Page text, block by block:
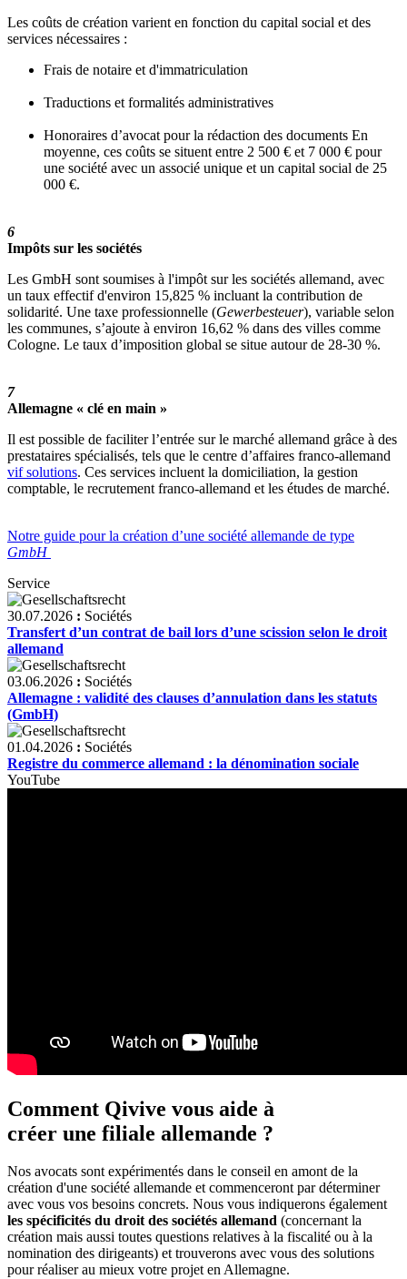
Les coûts de création varient en fonction du capital social et des
services nécessaires :
Frais de notaire et d'immatriculation
Traductions et formalités administratives
Honoraires d’avocat pour la rédaction des documents En
moyenne, ces coûts se situent entre 2 500 € et 7 000 € pour
une société avec un associé unique et un capital social de 25
000 €.
6
Impôts sur les sociétés
Les GmbH sont soumises à l'impôt sur les sociétés allemand, avec
un taux effectif d'environ 15,825 % incluant la contribution de
solidarité. Une taxe professionnelle (Gewerbesteuer), variable selon
les communes, s’ajoute à environ 16,62 % dans des villes comme
Cologne. Le taux d’imposition global se situe autour de 28-30 %.
7
Allemagne « clé en main »
Il est possible de faciliter l’entrée sur le marché allemand grâce à des
prestataires spécialisés, tels que le centre d’affaires franco-allemand
vif solutions. Ces services incluent la domiciliation, la gestion
comptable, le recrutement franco-allemand et les études de marché.
Notre guide pour la création d’une société allemande de type
GmbH
Service
30.07.2026 : Sociétés
Transfert d’un contrat de bail lors d’une scission selon le droit
allemand
03.06.2026 : Sociétés
Allemagne : validité des clauses d’annulation dans les statuts
(GmbH)
01.04.2026 : Sociétés
Registre du commerce allemand : la dénomination sociale
YouTube
Comment Qivive vous aide à
créer une filiale allemande ?
Nos avocats sont expérimentés dans le conseil en amont de la
création d'une société allemande et commenceront par déterminer
avec vous vos besoins concrets. Nous vous indiquerons également
les spécificités du droit des sociétés allemand (concernant la
création mais aussi toutes questions relatives à la fiscalité ou à la
nomination des dirigeants) et trouverons avec vous des solutions
pour réaliser au mieux votre projet en Allemagne.